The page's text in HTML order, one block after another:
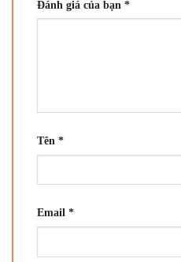
Đánh giá của bạn *
Tên *
Email *